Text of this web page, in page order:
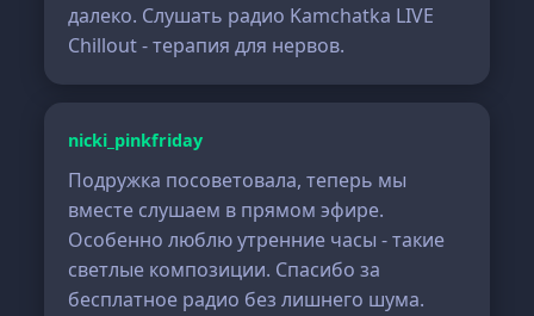
далеко. Слушать радио Kamchatka LIVE
Chillout - терапия для нервов.
nicki_pinkfriday
Подружка посоветовала, теперь мы
вместе слушаем в прямом эфире.
Особенно люблю утренние часы - такие
светлые композиции. Спасибо за
бесплатное радио без лишнего шума.